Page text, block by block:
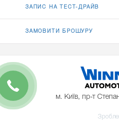
ЗАПИС НА ТЕСТ-ДРАЙВ
ЗАМОВИТИ БРОШУРУ
м. Київ, пр-т